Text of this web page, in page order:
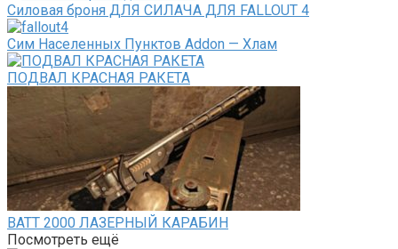
Силовая броня ДЛЯ СИЛАЧА ДЛЯ FALLOUT 4
Сим Населенных Пунктов Addon — Хлам
ПОДВАЛ КРАСНАЯ РАКЕТА
ВАТТ 2000 ЛАЗЕРНЫЙ КАРАБИН
Посмотреть ещё